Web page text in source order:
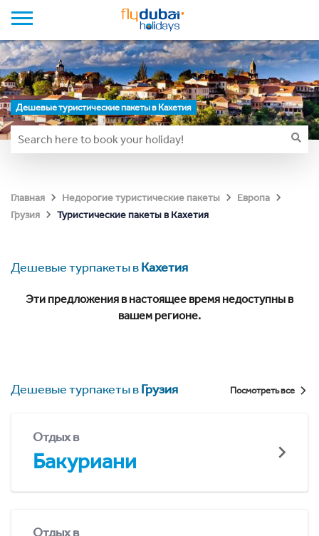
Дешевые туристические пакеты в Кахетия
Главная Недорогие туристические пакеты
Европа
Грузия
Туристические пакеты в Кахетия
Дешевые турпакеты вКахетия
Эти предложения в настоящее время недоступны в
вашем регионе.
Дешевые турпакеты вГрузия Посмотреть все
Отдых в
Бакуриани
Отдых в